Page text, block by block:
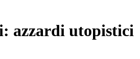
azzardi utopistici